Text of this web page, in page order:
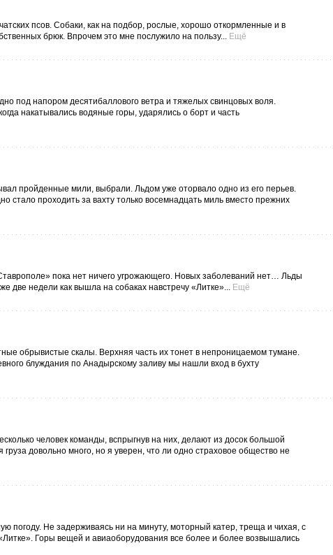
псов. Собаки, как на подбор, рослые, хорошо откормленные и в
брюк. Впрочем это мне послужило на пользу... Ещё
под напором десятибаллового ветра и тяжелых свинцовых воля.
накатывались водяные горы, ударялись о борт и часть
пройденные мили, выбрали. Льдом уже оторвало одно из его перьев.
проходить за вахту только восемнадцать миль вместо прежних
пока нет ничего угрожающего. Новых заболеваний нет… Льды
две недели как вышла на собаках навстречу «Литке»... Ещё
обрывистые скалы. Верхняя часть их тонет в непроницаемом тумане.
блуждания по Анадырскому заливу мы нашли вход в бухту
человек команды, вспрыгнув на них, делают из досок большой
довольно много, но я уверен, что ли одно страховое общество не
погоду. Не задерживаясь ни на минуту, моторный катер, треща и чихая, с
Горы вещей и авиаоборудования все более и более возвышались